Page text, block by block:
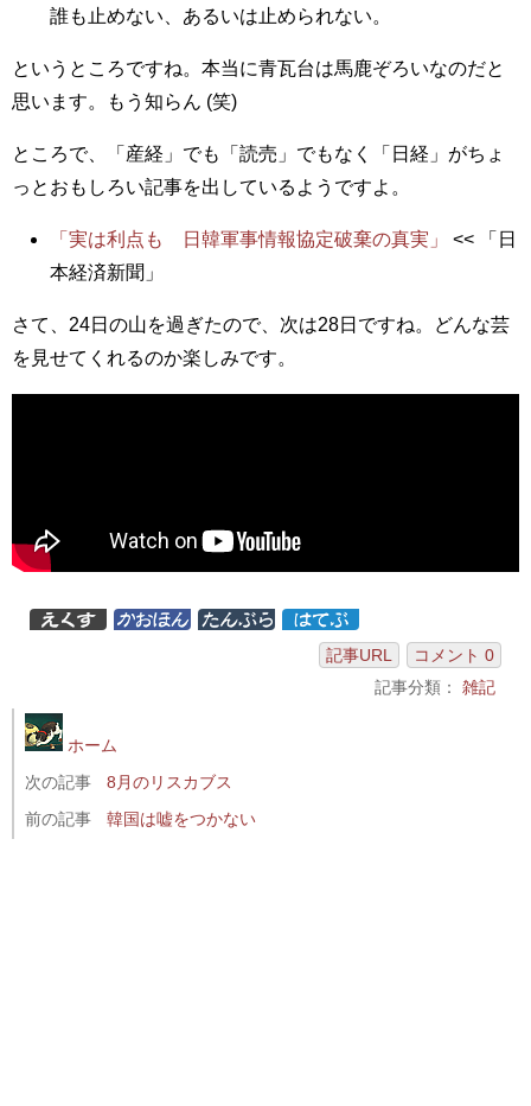
誰も止めない、あるいは止められない。
というところですね。本当に青瓦台は馬鹿ぞろいなのだと
思います。もう知らん (笑)
ところで、「産経」でも「読売」でもなく「日経」がちょ
っとおもしろい記事を出しているようですよ。
「実は利点も 日韓軍事情報協定破棄の真実」
<< 「日
本経済新聞」
さて、24日の山を過ぎたので、次は28日ですね。どんな芸
を見せてくれるのか楽しみです。
記事URL
コメント 0
記事分類： 雑記
ホーム
次の記事
8月のリスカブス
前の記事
韓国は嘘をつかない